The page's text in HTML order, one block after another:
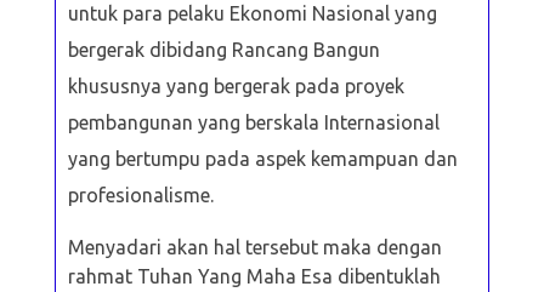
untuk para pelaku Ekonomi Nasional yang
bergerak dibidang Rancang Bangun
khususnya yang bergerak pada proyek
pembangunan yang berskala Internasional
yang bertumpu pada aspek kemampuan dan
profesionalisme.
Menyadari akan hal tersebut maka dengan
rahmat Tuhan Yang Maha Esa dibentuklah